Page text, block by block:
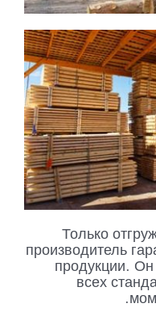
Только
производитель
продукции.
всех